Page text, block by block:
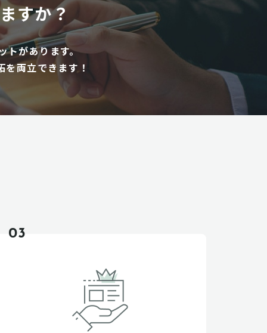
すか？
トがあります。
両立できます！
03